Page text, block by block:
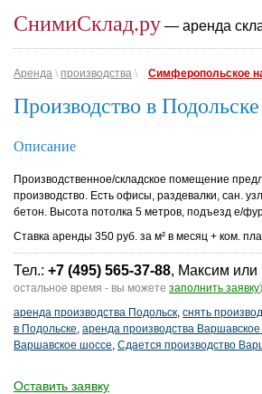
СнимиСклад.ру — аренда
Аренда \ производства \ Симферопольское
Производство в Подольске
Описание
Производственное/складское помещение
производство. Есть офисы, раздевалки, сан.
бетон. Высота потолка 5 метров, подъезд е/
Ставка аренды 350 руб. за м² в месяц + ком.
Тел.: +7 (495) 565-37-88, Максим или
остальное время - вы можете заполнить заявку)
аренда производства Подольск, снять
в Подольске, аренда производства
Варшавское шоссе, Сдается производство
Оставить заявку